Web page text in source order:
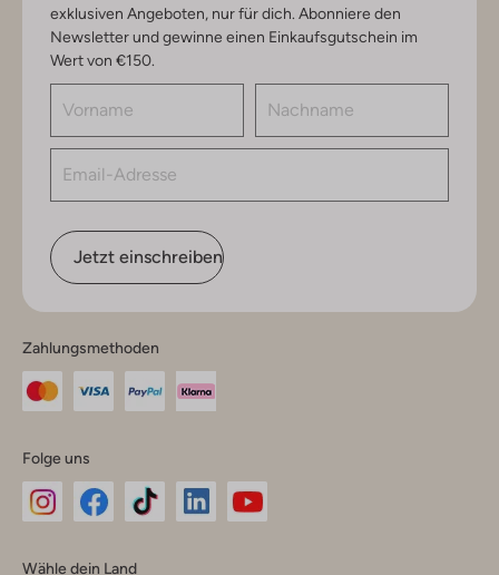
exklusiven Angeboten, nur für dich. Abonniere den
Newsletter und gewinne einen Einkaufsgutschein im
Wert von €150.
Jetzt einschreiben
Zahlungsmethoden
Folge uns
Wähle dein Land